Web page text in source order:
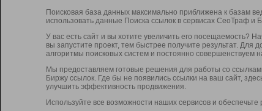
Поисковая база данных максимально приближена к базам
использовать данные Поиска ссылок в сервисах СеоТраф и
У вас есть сайт и вы хотите увеличить его посещаемость?
вы запустите проект, тем быстрее получите результат.
алгоритмы поисковых систем и постоянно совершенствуем
Мы предоставляем готовые решения для работы со
Биржу ссылок. Где бы не появились ссылки на ваш сайт,
улучшить эффективность продвижения.
Используйте все возможности наших сервисов и обеспечьте